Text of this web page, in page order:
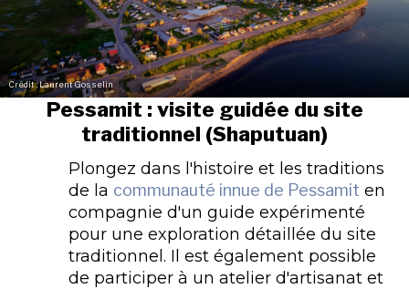
Crédit : Laurent Gosselin
Pessamit : visite guidée du site
traditionnel (Shaputuan)
Plongez dans l'histoire et les traditions
de la communauté innue de Pessamit en
compagnie d'un guide expérimenté
pour une exploration détaillée du site
traditionnel. Il est également possible
de participer à un atelier d'artisanat et